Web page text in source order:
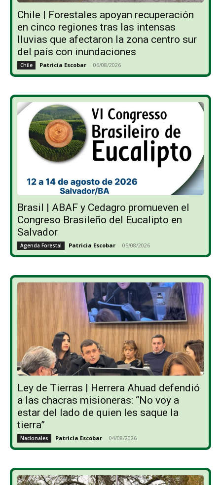
Chile | Forestales apoyan recuperación
en cinco regiones tras las intensas
lluvias que afectaron la zona centro sur
del país con inundaciones
Chile Patricia Escobar - 06/08/2026
Brasil | ABAF y Cedagro promueven el
Congreso Brasileño del Eucalipto en
Salvador
Agenda Forestal Patricia Escobar - 05/08/2026
Ley de Tierras | Herrera Ahuad defendió
a las chacras misioneras: “No voy a
estar del lado de quien les saque la
tierra”
Nacionales Patricia Escobar - 04/08/2026